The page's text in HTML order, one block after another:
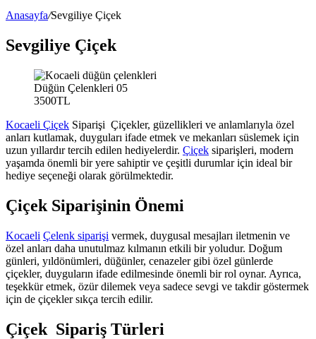
Anasayfa/Sevgiliye Çiçek
Sevgiliye Çiçek
Düğün Çelenkleri 05
3500TL
Kocaeli Çiçek Siparişi Çiçekler, güzellikleri ve anlamlarıyla özel
anları kutlamak, duyguları ifade etmek ve mekanları süslemek için
uzun yıllardır tercih edilen hediyelerdir. Çiçek siparişleri, modern
yaşamda önemli bir yere sahiptir ve çeşitli durumlar için ideal bir
hediye seçeneği olarak görülmektedir.
Çiçek Siparişinin Önemi
Kocaeli Çelenk siparişi vermek, duygusal mesajları iletmenin ve
özel anları daha unutulmaz kılmanın etkili bir yoludur. Doğum
günleri, yıldönümleri, düğünler, cenazeler gibi özel günlerde
çiçekler, duyguların ifade edilmesinde önemli bir rol oynar. Ayrıca,
teşekkür etmek, özür dilemek veya sadece sevgi ve takdir göstermek
için de çiçekler sıkça tercih edilir.
Çiçek Sipariş Türleri